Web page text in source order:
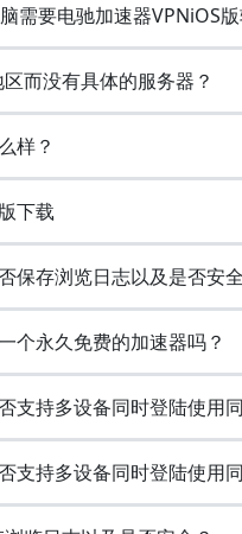
需要电驰加速器VPNiOS版
而没有具体的服务器？
样？
下载
保存浏览日志以及是否安
个永久免费的加速器吗？
支持多设备同时登陆使用
支持多设备同时登陆使用